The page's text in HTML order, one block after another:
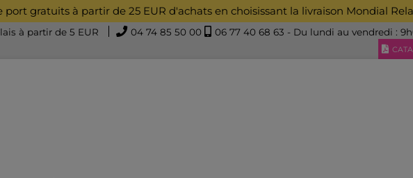
port gratuits à partir de 25 EUR d'achats en choisissant la livraison Mondial
à partir de 5 EUR 04 74 85 50 00 06 77 40 68 63 - Du lundi au vendredi :